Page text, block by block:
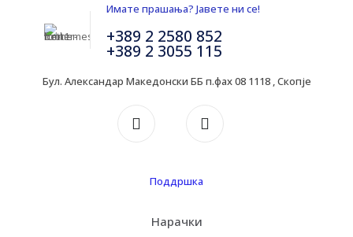
Имате прашања? Јавете ни се!
+389 2 2580 852
+389 2 3055 115
Бул. Александар Македонски ББ п.фах 08 1118 , Скопје
Поддршка
Нарачки